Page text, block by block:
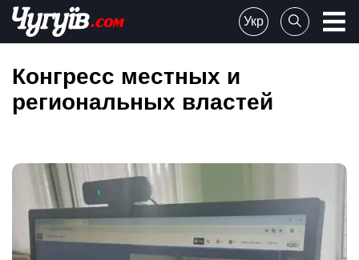
Skip
content
Chuguiv
Укр
Конгресс местных и
региональных властей